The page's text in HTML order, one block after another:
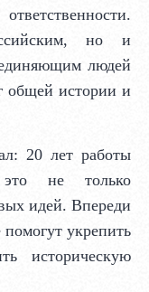
но и
людей
общей истории и
20 лет работы
не только
идей. Впереди
укрепить
историческую